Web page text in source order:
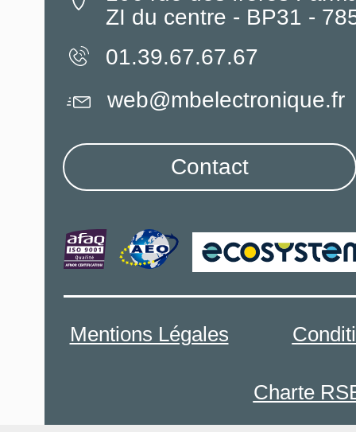
ZI du centre - BP31 -
01.39.67.67.67
Mentions Légales
Charte
web@mbelectronique.fr
Contact